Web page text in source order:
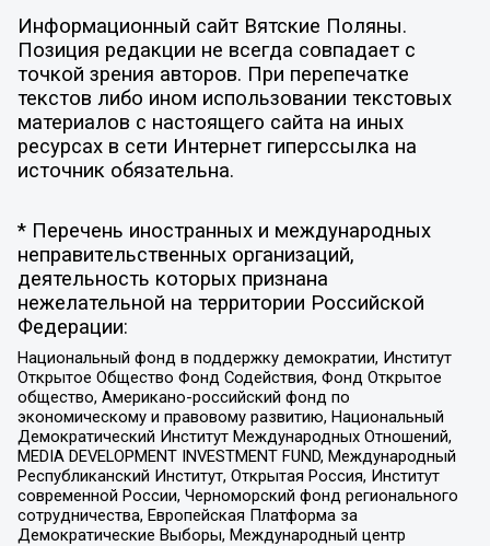
Информационный сайт Вятские Поляны.
Позиция редакции не всегда совпадает с
точкой зрения авторов. При перепечатке
текстов либо ином использовании текстовых
материалов с настоящего сайта на иных
ресурсах в сети Интернет гиперссылка на
источник обязательна.
* Перечень иностранных и международных
неправительственных организаций,
деятельность которых признана
нежелательной на территории Российской
Федерации:
Национальный фонд в поддержку демократии, Институт
Открытое Общество Фонд Содействия, Фонд Открытое
общество, Американо-российский фонд по
экономическому и правовому развитию, Национальный
Демократический Институт Международных Отношений,
MEDIA DEVELOPMENT INVESTMENT FUND, Международный
Республиканский Институт, Открытая Россия, Институт
современной России, Черноморский фонд регионального
сотрудничества, Европейская Платформа за
Демократические Выборы, Международный центр